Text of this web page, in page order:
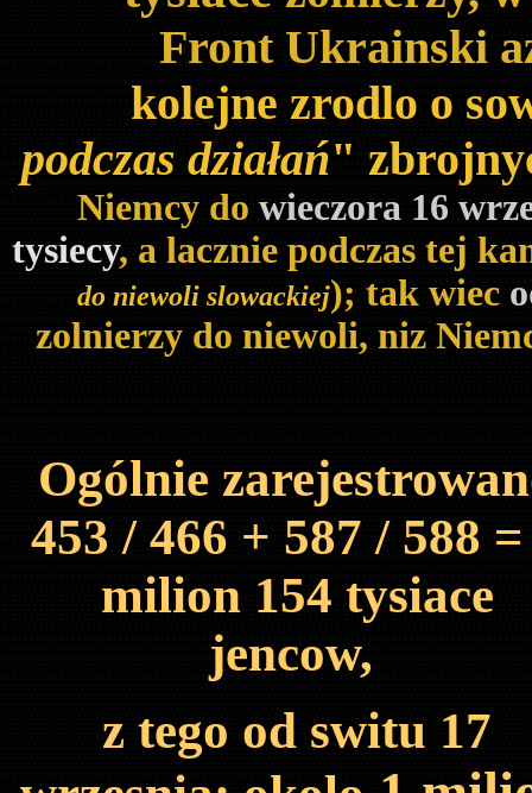
Front Ukrainski
kolejne zrodlo o
podczas działań"
Niemcy do wieczora 16
tysiecy, a lacznie podczas tej
do niewoli slowackiej); tak wiec
zolnierzy do niewoli, niz
Ogólnie
453 / 466 + 587 / 588
milion 154 tysiace
jencow,
z tego od switu 17